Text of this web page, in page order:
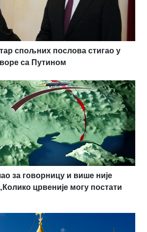
спољних послова стигао у
са Путином
за говорницу и више није
црвеније могу постати